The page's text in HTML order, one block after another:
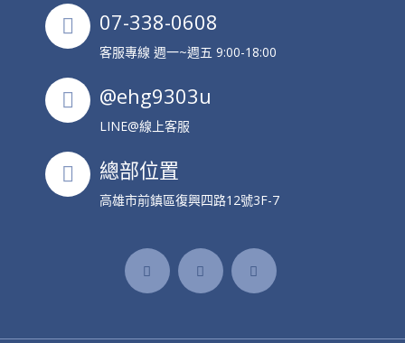
07-338-0608
客服專線 週一~週五 9:00-18:00
@ehg9303u
LINE@線上客服
總部位置
高雄市前鎮區復興四路12號3F-7